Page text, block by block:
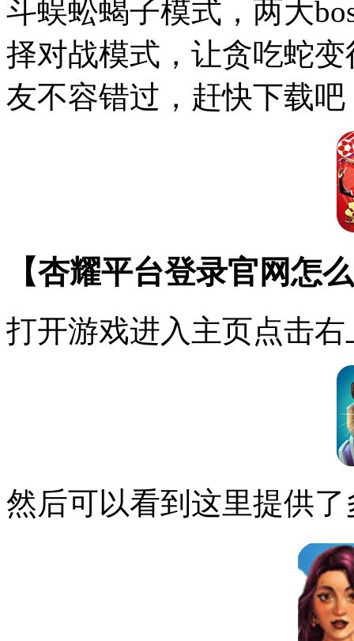
斗蜈蚣蝎子模式，两大
择对战模式，让贪吃蛇
友不容错过，赶快下载吧
【杏耀平台登录官网怎
打开游戏进入主页点击
然后可以看到这里提供